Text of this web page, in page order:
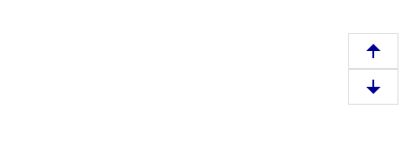
e
m
D